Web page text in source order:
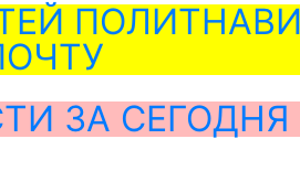
ЗА СЕГОДНЯ